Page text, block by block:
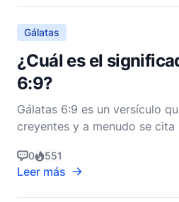
Gálatas
¿Cuál es el
6:9?
Gálatas 6:9 es un versículo
creyentes y a menudo se
de hacer el bien, porque a su
cosecharemos si no nos
Para comprender
0 551
Leer más